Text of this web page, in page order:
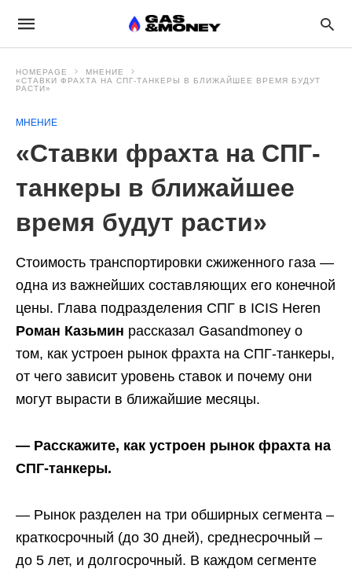
HOMEPAGE
МНЕНИЕ
«СТАВКИ ФРАХТА НА СПГ-ТАНКЕРЫ В БЛИЖАЙШЕЕ ВРЕМЯ БУДУТ
РАСТИ»
МНЕНИЕ
«Ставки фрахта на СПГ-
танкеры в ближайшее
время будут расти»
Стоимость транспортировки сжиженного газа —
одна из важнейших составляющих его конечной
цены. Глава подразделения СПГ в ICIS Heren
Роман Казьмин рассказал Gasandmoney о
том, как устроен рынок фрахта на СПГ-танкеры,
от чего зависит уровень ставок и почему они
могут вырасти в ближайшие месяцы.
— Расскажите, как устроен рынок фрахта на
СПГ-танкеры.
— Рынок разделен на три обширных сегмента –
краткосрочный (до 30 дней), среднесрочный –
до 5 лет, и долгосрочный. В каждом сегменте